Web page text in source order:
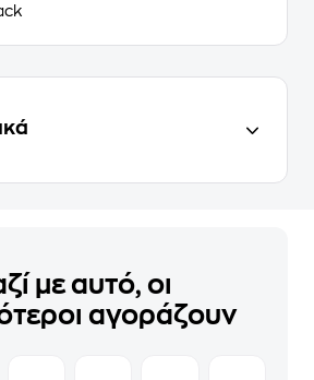
με αυτό, οι
αγοράζουν